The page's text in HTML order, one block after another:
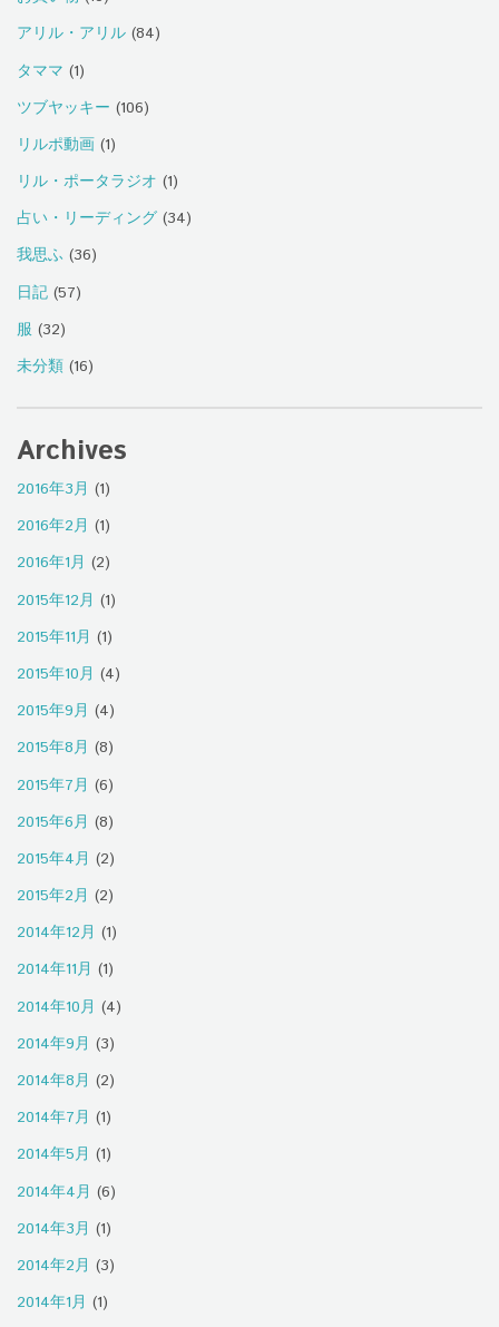
アリル・アリル (84)
タママ (1)
ツブヤッキー (106)
リルポ動画 (1)
リル・ポータラジオ (1)
占い・リーディング (34)
我思ふ (36)
日記 (57)
服 (32)
未分類 (16)
Archives
2016年3月 (1)
2016年2月 (1)
2016年1月 (2)
2015年12月 (1)
2015年11月 (1)
2015年10月 (4)
2015年9月 (4)
2015年8月 (8)
2015年7月 (6)
2015年6月 (8)
2015年4月 (2)
2015年2月 (2)
2014年12月 (1)
2014年11月 (1)
2014年10月 (4)
2014年9月 (3)
2014年8月 (2)
2014年7月 (1)
2014年5月 (1)
2014年4月 (6)
2014年3月 (1)
2014年2月 (3)
2014年1月 (1)